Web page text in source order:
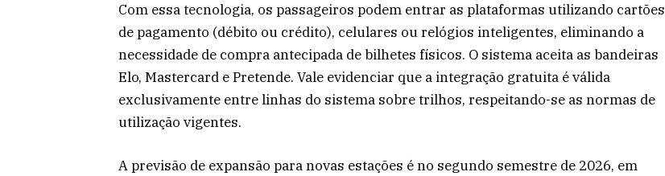
Com essa tecnologia, os passageiros podem entrar as plataformas utilizando cartões
de pagamento (débito ou crédito), celulares ou relógios inteligentes, eliminando a
necessidade de compra antecipada de bilhetes físicos. O sistema aceita as bandeiras
Elo, Mastercard e Pretende. Vale evidenciar que a integração gratuita é válida
exclusivamente entre linhas do sistema sobre trilhos, respeitando-se as normas de
utilização vigentes.
A previsão de expansão para novas estações é no segundo semestre de 2026, em